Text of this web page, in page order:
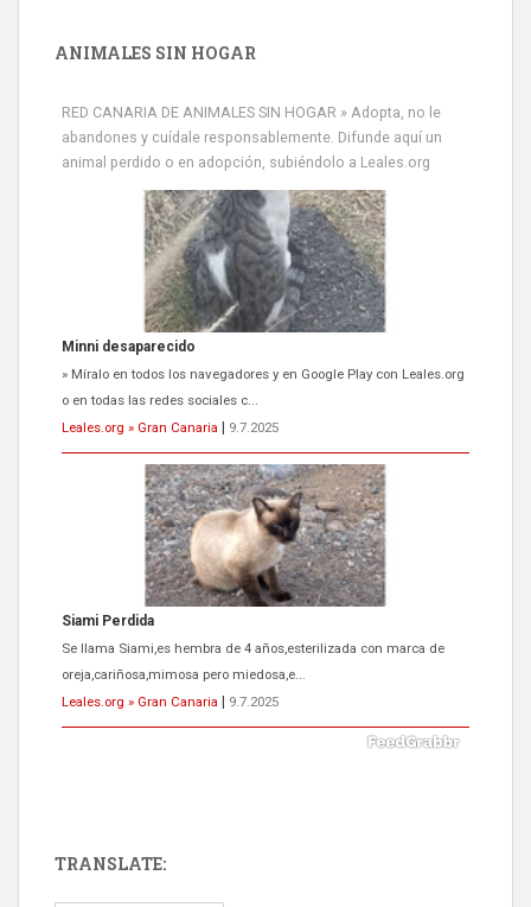
ANIMALES SIN HOGAR
RED CANARIA DE ANIMALES SIN HOGAR » Adopta, no le
abandones y cuídale responsablemente. Difunde aquí un
animal perdido o en adopción, subiéndolo a Leales.org
Minni desaparecido
» Míralo en todos los navegadores y en Google Play con Leales.org
o en todas las redes sociales c...
Leales.org » Gran Canaria
9.7.2025
Siami Perdida
Se llama Siami,es hembra de 4 años,esterilizada con marca de
oreja,cariñosa,mimosa pero miedosa,e...
Leales.org » Gran Canaria
9.7.2025
TRANSLATE: